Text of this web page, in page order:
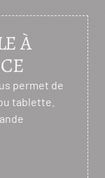
À
permet de
tablette.